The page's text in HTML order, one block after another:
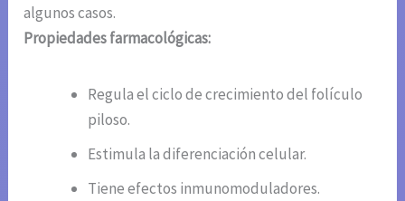
algunos casos.
Propiedades farmacológicas:
Regula el ciclo de crecimiento del folículo
piloso.
Estimula la diferenciación celular.
Tiene efectos inmunomoduladores.